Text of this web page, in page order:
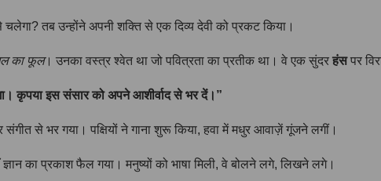
तब उन्होंने अपनी शक्ति से एक दिव्य देवी को प्रकट किया।
का फूल। उनका वस्त्र श्वेत था जो पवित्रता का प्रतीक था। वे एक सुंदर हंसपर
कृपया इस संसार को अपने आशीर्वाद से भर दें।”
से भर गया। पक्षियों ने गाना शुरू किया, हवा में मधुर आवाज़ें गूंजने लगीं।
का प्रकाश फैल गया। मनुष्यों को भाषा मिली, वे बोलने लगे, लिखने लगे।